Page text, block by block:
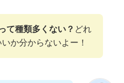
て種類多くない？ どれ
か分からないよー！